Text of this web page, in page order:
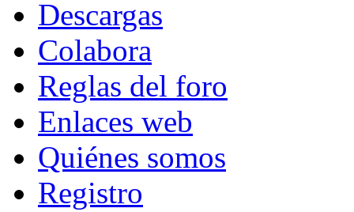
Descargas
Colabora
Reglas del foro
Enlaces web
Quiénes somos
Registro